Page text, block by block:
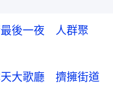
最後一夜 人群聚
天大歌廳 擠擁街道